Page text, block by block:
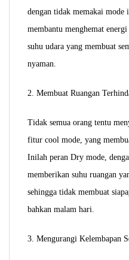
dengan tidak memakai mode
membantu menghemat
suhu udara yang membuat
nyaman.
2. Membuat Ruangan
Tidak semua orang tentu
fitur cool mode, yang
Inilah peran Dry mode,
memberikan suhu ruangan
sehingga tidak membuat
bahkan malam hari.
3. Mengurangi Kelembapan